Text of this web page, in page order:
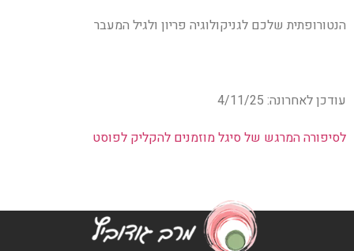
הנטורופתית שלכם לגניקולוגיה פריון ולגיל המעבר
עודכן לאחרונה: 4/11/25
לסיפורה המרגש של סיגל מוזמנים להקליק לפוסט